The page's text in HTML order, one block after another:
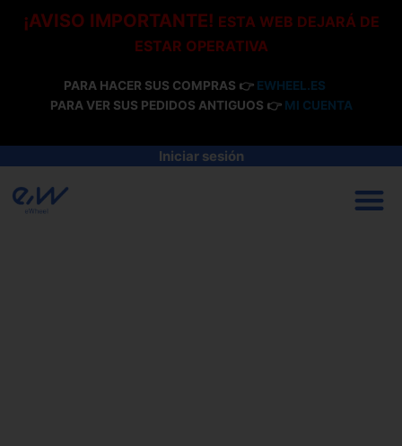
¡AVISO IMPORTANTE! ESTA WEB DEJARÁ DE
ESTAR OPERATIVA
PARA HACER SUS COMPRAS 👉 EWHEEL.ES
PARA VER SUS PEDIDOS ANTIGUOS 👉 MI CUENTA
Iniciar sesión